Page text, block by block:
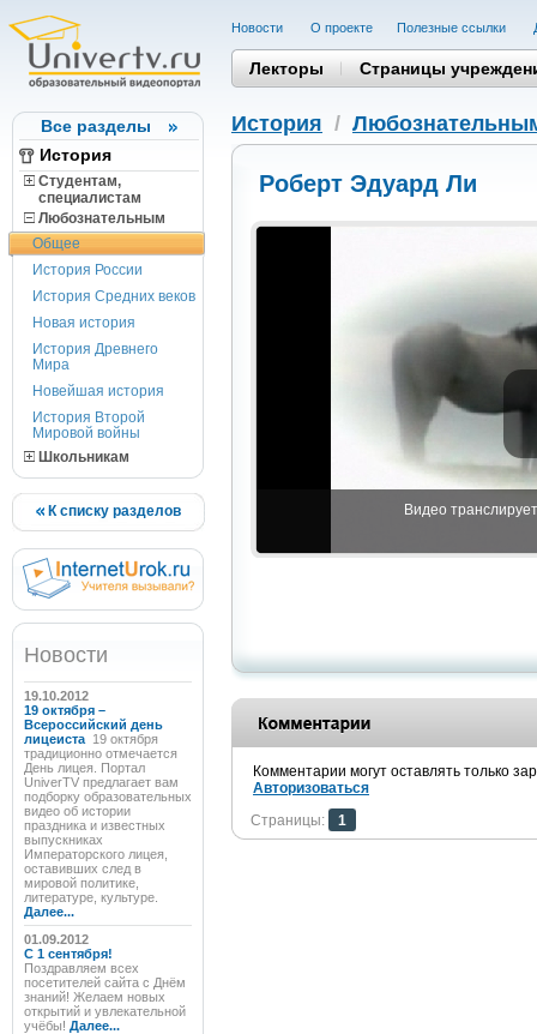
Все разделы
История
Студентам,
cпециалистам
Любознательным
Общее
История России
История Средних веков
Новая история
История Древнего
Мира
Новейшая история
История Второй
Мировой войны
Школьникам
К списку разделов
Новости
19.10.2012
19 октября –
Всероссийский день
лицеиста 19 октября
традиционно отмечается
День лицея. Портал
UniverTV предлагает вам
подборку образовательных
видео об истории
праздника и известных
выпускниках
Императорского лицея,
оставивших след в
мировой политике,
литературе, культуре.
Далее...
01.09.2012
C 1 сентября!
Поздравляем всех
посетителей сайта с Днём
знаний! Желаем новых
открытий и увлекательной
учёбы! Далее...
Новости О проекте Полезные cсылки
Лекторы Страницы
История /
Роберт Эдуард Ли
Видео
Комментарии могут оставлять только
Авторизоваться
Страницы:
1